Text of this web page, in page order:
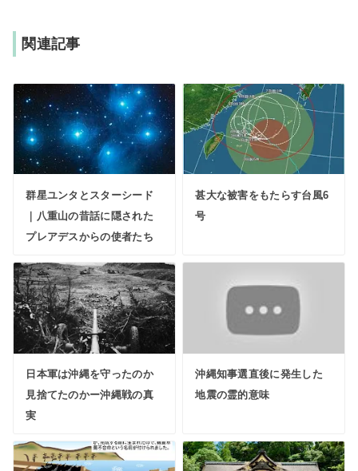
関連記事
群星ユンタとスターシード
｜八重山の昔話に隠された
プレアデスからの使者たち
甚大な被害をもたらす台風6
号
日本軍は沖縄を守ったのか
見捨てたのかー沖縄戦の真
実
沖縄知事選直後に発生した
地震の霊的意味